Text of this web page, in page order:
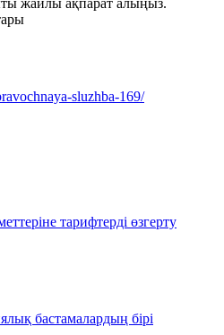
sluzhba-169/
тарифтерді өзгерту
бастамалардың бірі